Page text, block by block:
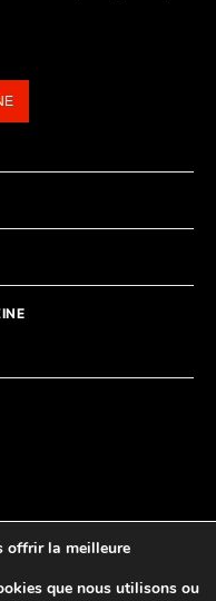
offrir la meilleure
que nous utilisons ou